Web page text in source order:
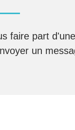
faire part
un